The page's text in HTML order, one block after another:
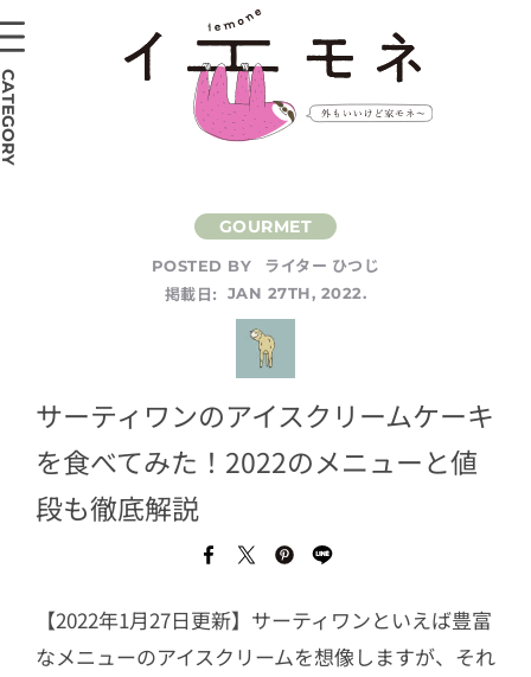
POSTED BY
ライター ひつじ
掲載日:
JAN 27TH, 2022.
サーティワンのアイスクリームケーキ
を食べてみた！2022のメニューと値
段も徹底解説
【2022年1月27日更新】サーティワンといえば豊富
なメニューのアイスクリームを想像しますが、それ